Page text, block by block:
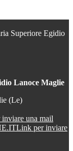
Superiore Egidio
Lanoce Maglie
(Le)
una mail
Link per inviare